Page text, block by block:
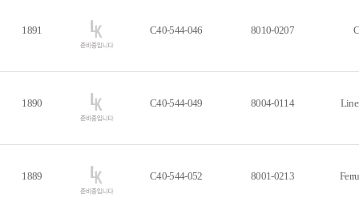
1891 C40-544-046 8010-0207
1890 C40-544-049 8004-0114
1889 C40-544-052 8001-0213